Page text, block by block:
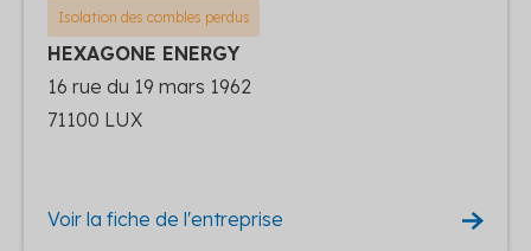
Isolation des combles perdus
HEXAGONE ENERGY
16 rue du 19 mars 1962
71100 LUX
Voir la fiche de l'entreprise